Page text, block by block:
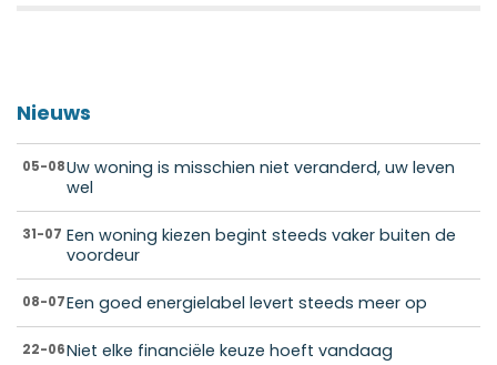
Nieuws
05-08Uw woning is misschien niet veranderd, uw leven
wel
31-07 Een woning kiezen begint steeds vaker buiten de
voordeur
08-07Een goed energielabel levert steeds meer op
22-06Niet elke financiële keuze hoeft vandaag